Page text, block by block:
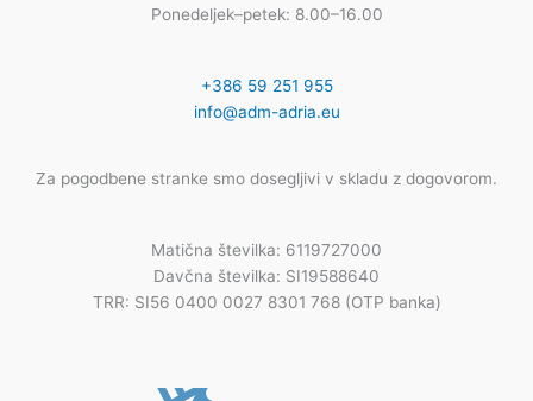
Ponedeljek–petek: 8.00–16.00
+386 59 251 955
info@adm-adria.eu
Za pogodbene stranke smo dosegljivi v skladu z dogovorom.
Matična številka: 6119727000
Davčna številka: SI19588640
TRR: SI56 0400 0027 8301 768 (OTP banka)